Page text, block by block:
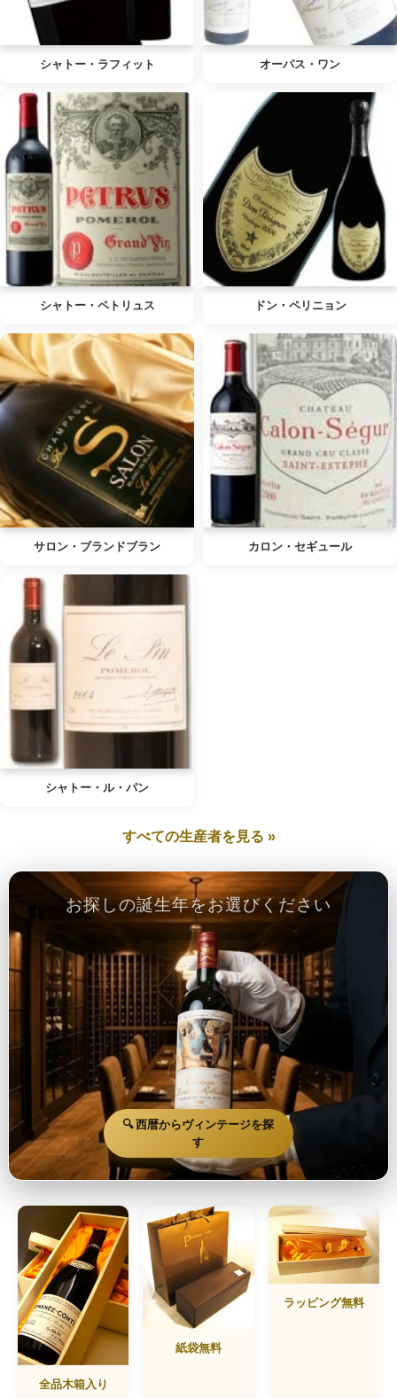
シャトー・ラフィット オーパス・ワン
シャトー・ペトリュス ドン・ペリニョン
サロン・ブランドブラン カロン・セギュール
シャトー・ル・パン
すべての生産者を見る »
お探しの誕生年をお選びください
🔍 西暦からヴィンテージを探
す
全品木箱入り
紙袋無料
ラッピング無料